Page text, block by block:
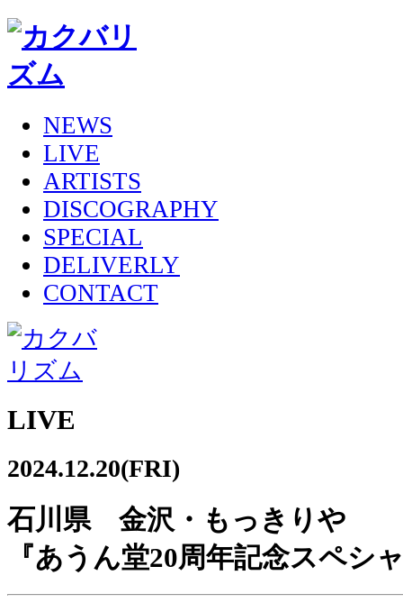
NEWS
LIVE
ARTISTS
DISCOGRAPHY
SPECIAL
DELIVERLY
CONTACT
LIVE
2024.12.20(FRI)
石川県 金沢・もっきりや
『あうん堂20周年記念スペシ